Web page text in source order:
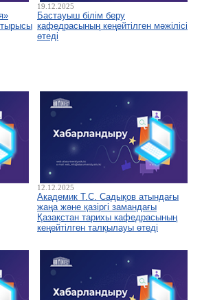
19.12.2025
Бастауыш білім беру
кафедрасының кеңейтілген мәжілісі
өтеді
12.12.2025
Академик Т.С. Садықов атындағы
жаңа және қазіргі замандағы
Қазақстан тарихы кафедрасының
кеңейтілген талқылауы өтеді